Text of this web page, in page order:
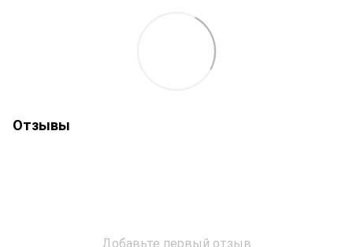
Отзывы
Добавьте первый отзыв